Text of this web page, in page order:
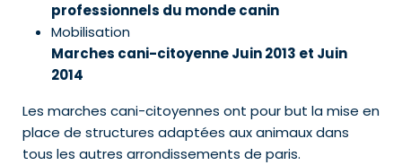
professionnels du monde canin
Mobilisation
Marches cani-citoyenne Juin 2013 et Juin
2014
Les marches cani-citoyennes ont pour but la mise en
place de structures adaptées aux animaux dans
tous les autres arrondissements de paris.